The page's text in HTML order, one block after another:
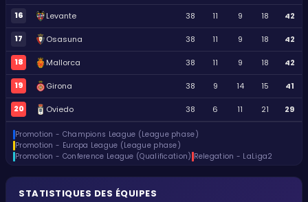
16 Levante 38 11 9 18 42
17 Osasuna 38 11 9 18 42
18 Mallorca 38 11 9 18 42
19 Girona 38 9 14 15 41
20 Oviedo 38 6 11 21 29
Promotion - Champions League (League phase)
Promotion - Europa League (League phase)
Promotion - Conference League (Qualification) Relegation - LaLiga2
STATISTIQUES DES ÉQUIPES